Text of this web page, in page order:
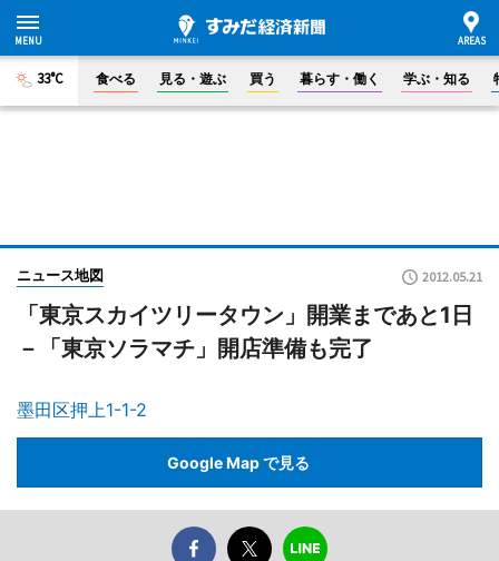
33°C 食べる 見る・遊ぶ 買う 暮らす・働く 学ぶ・知る
ニュース地図 2012.05.21
「東京スカイツリータウン」開業まであと1日
－「東京ソラマチ」開店準備も完了
墨田区押上1-1-2
Google Map で見る